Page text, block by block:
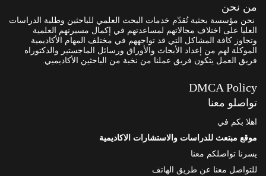
من نحن
نحن مؤسسة بحثية تُقدّم خدمات البحث العلمي للباحثين وطلبة الدراسات
العليا على اختلاف مجالاتهم لمساعدتهم في إكمال مسيرتهم العلمية
وتجاوز كافة المشاكل التي قد تواجههم في مختلف المهام الأكاديمية
الموكلة لهم من إعداد الأبحاث والأوراق ورسائل الماجستير والدكتوراه
فريق العمل يتكون فريق عملنا من نخبة من الباحثين الأكاديميي.
DMCA Policy
تواصلو معنا
اهلا بكم في
موقع مبتعث للدراسات والاستشارات الاكاديمية
يسرنا تواصلكم معنا
للتواصل معنا عن طريق الهاتف